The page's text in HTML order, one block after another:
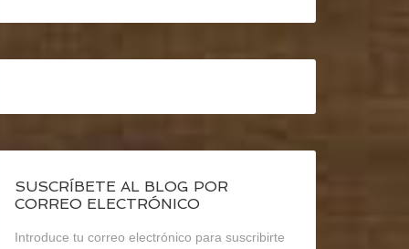
SUSCRÍBETE AL BLOG POR
CORREO ELECTRÓNICO
Introduce tu correo electrónico para suscribirte